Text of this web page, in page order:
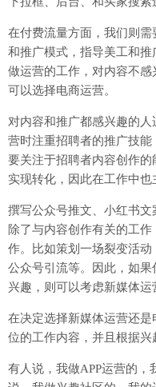
在付费流量方面，我们则
和推广模式，指导美工和
做运营的工作，对内容不
可以选择电商运营。
对内容和推广都感兴趣的
营时注重招聘者的推广技
要关注于招聘者内容创作
实现转化，因此在工作中也
撰写公众号推文、小红书文
除了与内容创作有关的工
作。比如策划一场裂变活
公众号引流等。因此，如
兴趣，则可以考虑新媒体运
在决定选择新媒体运营还
位的工作内容，并且根据兴
有人说，我做APP运营的，